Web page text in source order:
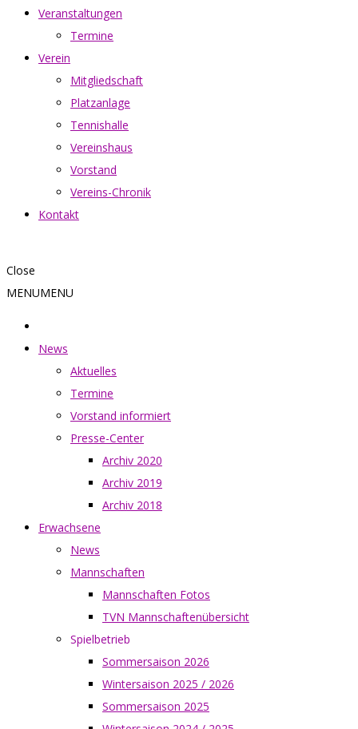
Veranstaltungen
Termine
Verein
Mitgliedschaft
Platzanlage
Tennishalle
Vereinshaus
Vorstand
Vereins-Chronik
Kontakt
Close
MENUMENU
News
Aktuelles
Termine
Vorstand informiert
Presse-Center
Archiv 2020
Archiv 2019
Archiv 2018
Erwachsene
News
Mannschaften
Mannschaften Fotos
TVN Mannschaftenübersicht
Spielbetrieb
Sommersaison 2026
Wintersaison 2025 / 2026
Sommersaison 2025